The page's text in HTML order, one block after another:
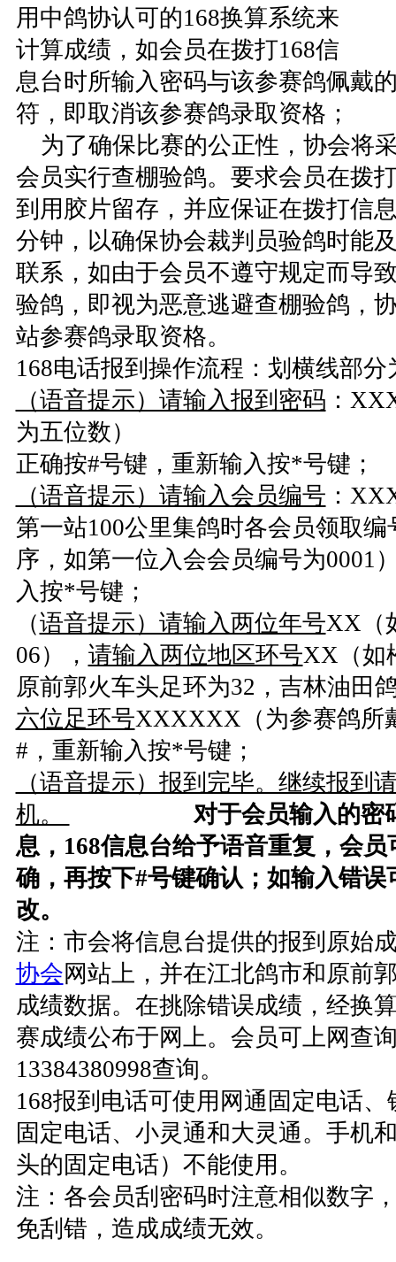
用中鸽协认可的168换算系统来
计算成绩，如会员在拨打168信
息台时所输入密码与该参赛鸽佩戴
符，即取消该参赛鸽录取资格；
为了确保比赛的公正性，协会将
会员实行查棚验鸽。要求会员在拨
到用胶片留存，并应保证在拨打信
分钟，以确保协会裁判员验鸽时能
联系，如由于会员不遵守规定而导
验鸽，即视为恶意逃避查棚验鸽，
站参赛鸽录取资格。
168电话报到操作流程：划横线部
（语音提示）请输入报到密码 ：
为五位数）
正确按#号键，重新输入按*号键；
（语音提示）请输入会员编号 ：
第一站100公里集鸽时各会员领取
序，如第一位入会会员编号为0001
入按*号键；
（语音提示）请输入两位年号XX（
06）， 请输入两位地区环号XX（如
原前郭火车头足环为32，吉林油田
六位足环号XXXXXX（为参赛鸽所
#，重新输入按*号键；
（语音提示）报到完毕。继续报到
机。
对于会员输入的密
息，168信息台给予语音重复，会
确，再按下#号键确认；如输入错
改。
注：市会将信息台提供的报到原始
协会网站上，并在江北鸽市和原前
成绩数据。在挑除错误成绩，经换
赛成绩公布于网上。会员可上网查
13384380998查询。
168报到电话可使用网通固定电话
固定电话、小灵通和大灵通。手机
头的固定电话）不能使用。
注：各会员刮密码时注意相似数字
免刮错，造成成绩无效。